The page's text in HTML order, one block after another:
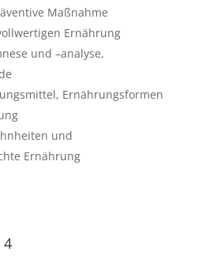
Maßnahme
Ernährung
und –analyse,
Ernährungsformen
und
Ernährung
4